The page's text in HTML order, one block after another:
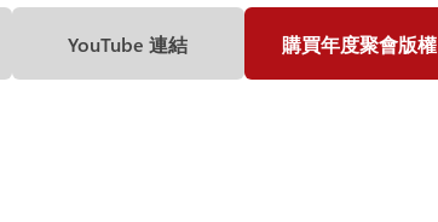
YouTube 連結 購買年度聚會版權